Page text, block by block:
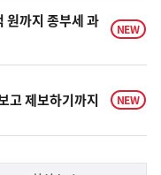
원까지 종부세 과
NEW
고 제보하기까지 NEW